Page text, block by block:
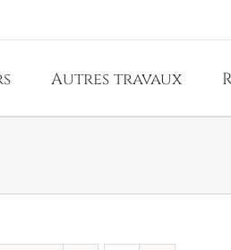
Autres travaux